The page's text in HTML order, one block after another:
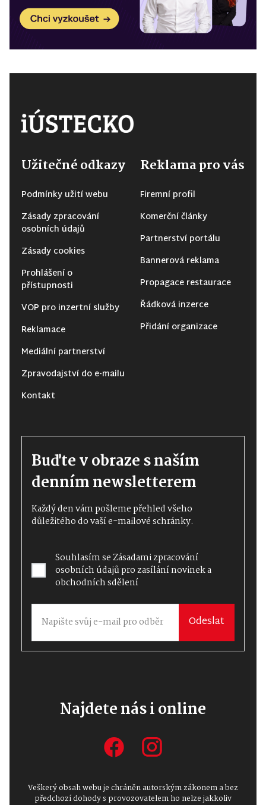
Užitečné odkazy
Podmínky užití webu
Zásady zpracování
osobních údajů
Zásady cookies
Prohlášení o
přístupnosti
VOP pro inzertní služby
Reklamace
Mediální partnerství
Zpravodajství do e-mailu
Kontakt
Reklama pro vás
Firemní profil
Komerční články
Partnerství portálu
Bannerová reklama
Propagace restaurace
Řádková inzerce
Přidání organizace
Buďte v obraze s naším
denním newsletterem
Každý den vám pošleme přehled všeho
důležitého do vaší e-mailové schránky.
Souhlasím seZásadami zpracování
osobních údajůpro zasílání novinek a
obchodních sdělení
Odeslat
Najdete nás i online
Veškerý obsah webu je chráněn autorským zákonem a bez
předchozí dohody s provozovatelem ho nelze jakkoliv